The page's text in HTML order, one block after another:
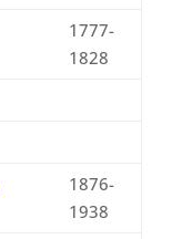
1777-
1828
1876-
1938